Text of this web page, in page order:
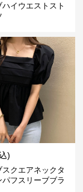
イウエストスト
)
クエアネックタ
パフスリーブブラ